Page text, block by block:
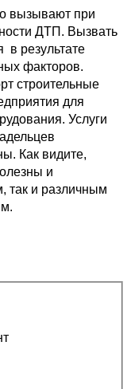
ДТП. Вызвать
в результате
факторов.
строительные
для
Услуги
Как видите,
и
так и различным